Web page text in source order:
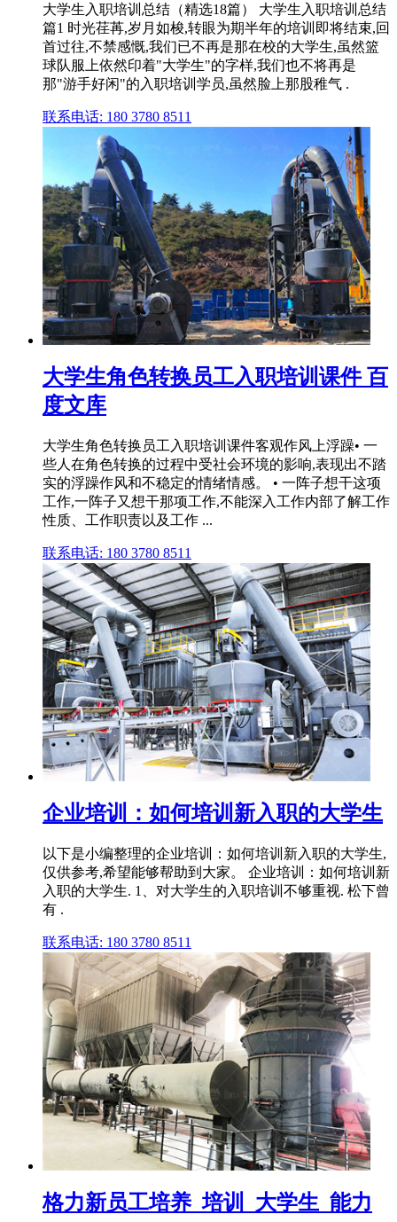
大学生入职培训总结（精选18篇） 大学生入职培训总结
篇1 时光荏苒,岁月如梭,转眼为期半年的培训即将结束,回
首过往,不禁感慨,我们已不再是那在校的大学生,虽然篮
球队服上依然印着"大学生"的字样,我们也不将再是
那"游手好闲"的入职培训学员,虽然脸上那股稚气 .
联系电话: 180 3780 8511
大学生角色转换员工入职培训课件 百
度文库
大学生角色转换员工入职培训课件客观作风上浮躁• 一
些人在角色转换的过程中受社会环境的影响,表现出不踏
实的浮躁作风和不稳定的情绪情感。 • 一阵子想干这项
工作,一阵子又想干那项工作,不能深入工作内部了解工作
性质、工作职责以及工作 ...
联系电话: 180 3780 8511
企业培训：如何培训新入职的大学生
以下是小编整理的企业培训：如何培训新入职的大学生,
仅供参考,希望能够帮助到大家。 企业培训：如何培训新
入职的大学生. 1、对大学生的入职培训不够重视. 松下曾
有 .
联系电话: 180 3780 8511
格力新员工培养_培训_大学生_能力